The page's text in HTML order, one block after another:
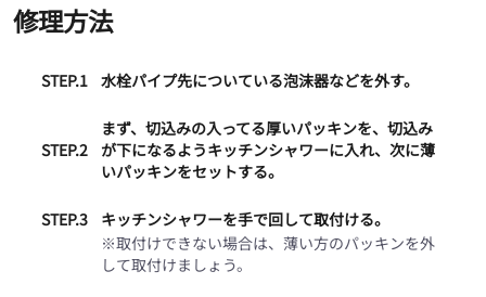
修理方法
STEP.1 水栓パイプ先についている泡沫器などを外す。
STEP.2
まず、切込みの入ってる厚いパッキンを、切込み
が下になるようキッチンシャワーに入れ、次に薄
いパッキンをセットする。
STEP.3
キッチンシャワーを手で回して取付ける。
※取付けできない場合は、薄い方のパッキンを外
して取付けましょう。